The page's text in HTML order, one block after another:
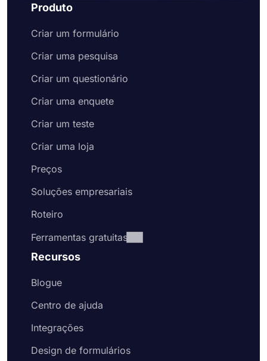
Produto
Criar um formulário
Criar uma pesquisa
Criar um questionário
Criar uma enquete
Criar um teste
Criar uma loja
Preços
Soluções empresariais
Roteiro
Ferramentas gratuitas
Recursos
Blogue
Centro de ajuda
Integrações
Design de formulários